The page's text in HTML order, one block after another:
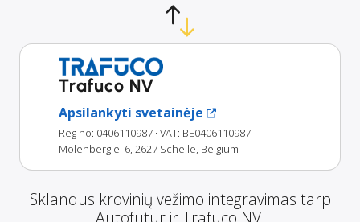
Trafuco NV
Apsilankyti svetainėje
Reg no: 0406110987 · VAT: BE0406110987
Molenberglei 6, 2627 Schelle, Belgium
Sklandus krovinių vežimo integravimas tarp
Autofutur ir Trafuco NV.